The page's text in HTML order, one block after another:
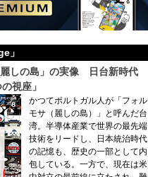
」
しの島」の実像 日台新時代
視座」
かつてポルトガル人が「フォル
モサ（麗しの島）」と呼んだ台
湾。半導体産業で世界の最先端
技術をリードし、日本統治時代
の記憶も、歴史の一部として内
包している。一方で、現在は米